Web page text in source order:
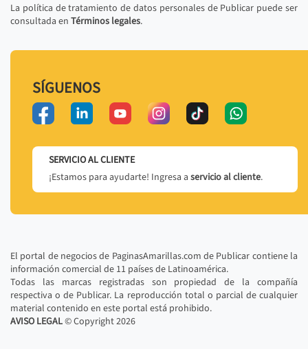
La política de tratamiento de datos personales de Publicar puede ser
consultada en Términos legales.
SÍGUENOS
SERVICIO AL CLIENTE
¡Estamos para ayudarte! Ingresa a servicio al cliente.
El portal de negocios de PaginasAmarillas.com de Publicar contiene la
información comercial de 11 países de Latinoamérica.
Todas las marcas registradas son propiedad de la compañía
respectiva o de Publicar. La reproducción total o parcial de cualquier
material contenido en este portal está prohibido.
AVISO LEGAL© Copyright2026